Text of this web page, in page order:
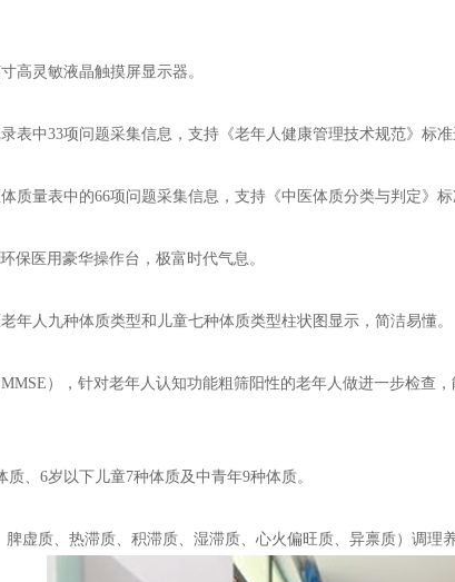
灵敏液晶触摸屏显示器。
中33项问题采集信息，支持《老年人健康管理技术规范》标准
量表中的66项问题采集信息，支持《中医体质分类与判定》标
医用豪华操作台，极富时代气息。
人九种体质类型和儿童七种体质类型柱状图显示，简洁易懂。
），针对老年人认知功能粗筛阳性的老年人做进一步检查
6岁以下儿童7种体质及中青年9种体质。
质、热滞质、积滞质、湿滞质、心火偏旺质、异禀质）调理养